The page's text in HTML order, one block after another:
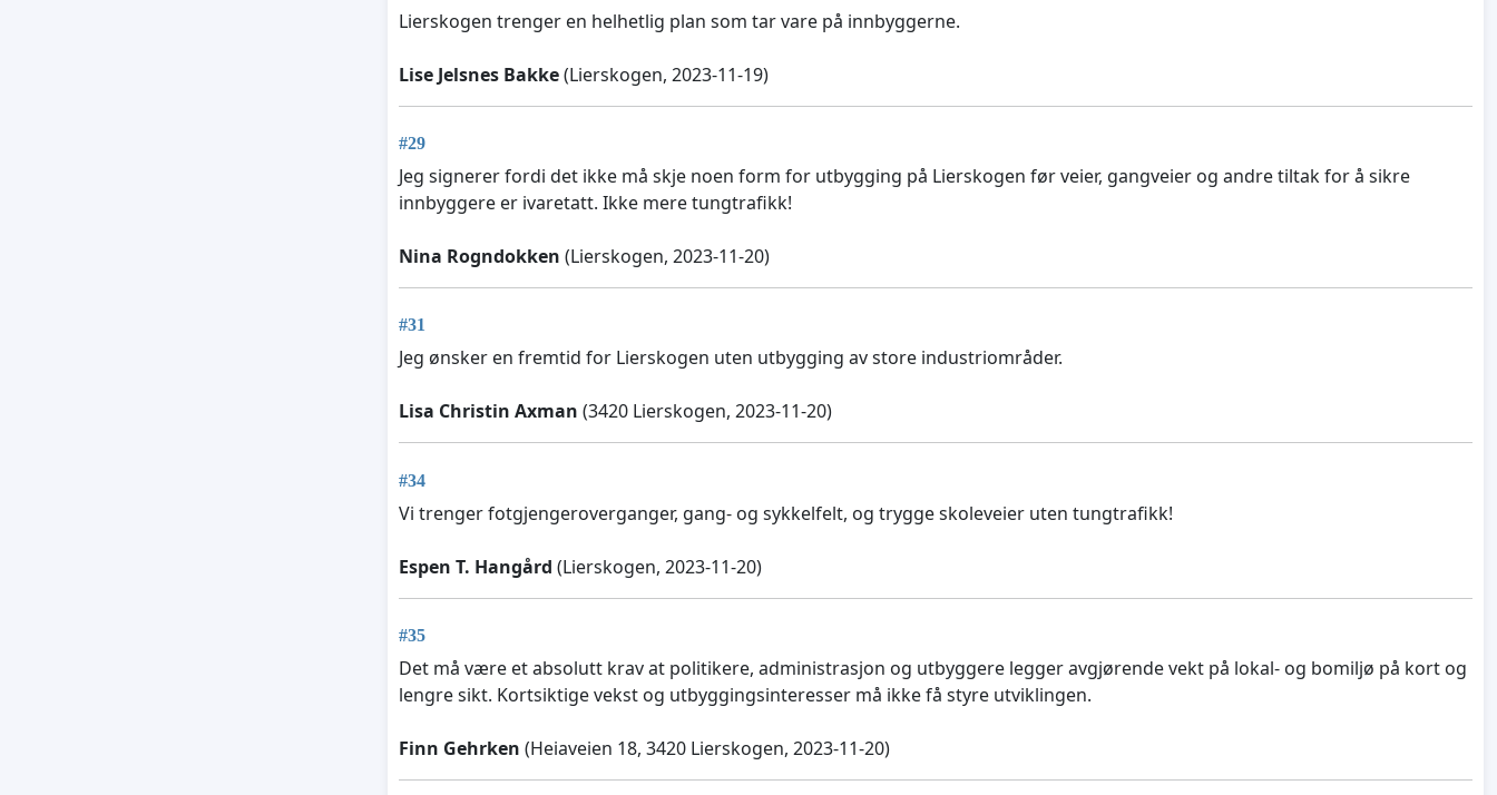
Lierskogen trenger en helhetlig plan som tar vare på innbyggerne.
Lise Jelsnes Bakke(Lierskogen, 2023-11-19)
#29
Jeg signerer fordi det ikke må skje noen form for utbygging på Lierskogen før veier, gangveier og andre tiltak for å sikre
innbyggere er ivaretatt. Ikke mere tungtrafikk!
Nina Rogndokken (Lierskogen, 2023-11-20)
#31
Jeg ønsker en fremtid for Lierskogen uten utbygging av store industriområder.
Lisa Christin Axman (3420 Lierskogen, 2023-11-20)
#34
Vi trenger fotgjengeroverganger, gang- og sykkelfelt, og trygge skoleveier uten tungtrafikk!
Espen T. Hangård (Lierskogen, 2023-11-20)
#35
Det må være et absolutt krav at politikere, administrasjon og utbyggere legger avgjørende vekt på lokal- og bomiljø på kort og
lengre sikt. Kortsiktige vekst og utbyggingsinteresser må ikke få styre utviklingen.
Finn Gehrken (Heiaveien 18, 3420 Lierskogen, 2023-11-20)